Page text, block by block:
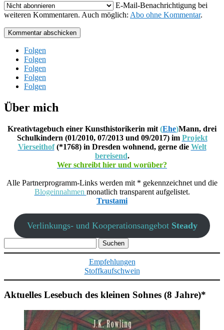
E-Mail-Benachrichtigung bei
weiteren Kommentaren. Auch möglich: Abo ohne Kommentar.
Kommentar abschicken
Folgen
Folgen
Folgen
Folgen
Folgen
Über mich
Kreativtagebuch einer Kunsthistorikerin mit (Ehe)Mann, drei
Schulkindern (01/2010, 07/2013 und 09/2017) im Projekt
Vierseithof(*1768) in Dresden wohnend, gerne die Welt
bereisend.
Wer schreibt hier und worüber?
Alle Partnerprogramm-Links werden mit * gekennzeichnet und die
Blogeinnahmen monatlich transparent aufgelistet.
Trustami
Verlinkungs- und Kooperationsangebot Steady
nach:
Empfehlungen
Stoffkaufschwein
Aktuelles Lesebuch des kleinen Sohnes (8 Jahre)*